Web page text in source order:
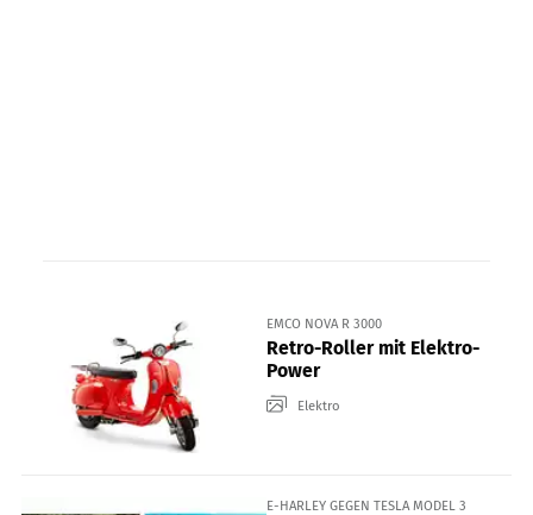
EMCO NOVA R 3000
Retro-Roller mit Elektro-
Power
Elektro
E-HARLEY GEGEN TESLA MODEL 3